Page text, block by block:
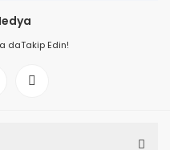
daTakip Edin!